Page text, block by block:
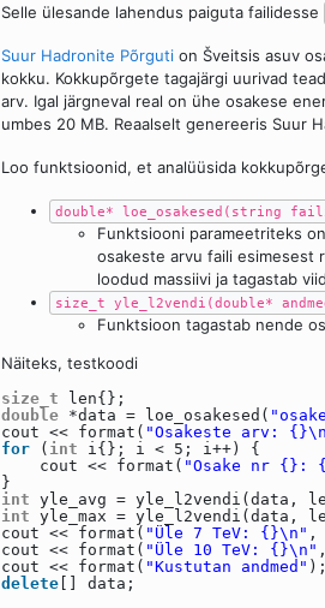
Selle ülesande lahendus paiguta failidesse
Suur Hadronite Põrguti on Šveitsis asuv
kokku. Kokkupõrgete tagajärgi uurivad
arv. Igal järgneval real on ühe osakese
umbes 20 MB. Reaalselt genereeris Suur
Loo funktsioonid, et analüüsida
double* loe_osakesed(string
Funktsiooni parameetriteks
osakeste arvu faili esimesest
loodud massiivi ja tagastab
size_t yle_l2vendi(double*
Funktsioon tagastab nende
Näiteks, testkoodi
size_t
len{};
double *data = loe_osakesed(
cout << format( "Osakeste arv:
for
( int
i{}; i < 5; i++) {
cout << format( "Osake nr {}:
}
int yle_avg = yle_l2vendi(data,
int yle_max = yle_l2vendi(data,
cout << format( "Üle 7 TeV: {}\n" ,
cout << format( "Üle 10 TeV: {}\n"
cout << format( "Kustutan andmed" );
delete [] data;